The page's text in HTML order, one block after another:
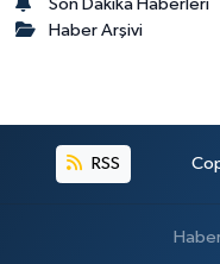
Son Dakika Haberleri
Haber Arşivi
RSS
Haber